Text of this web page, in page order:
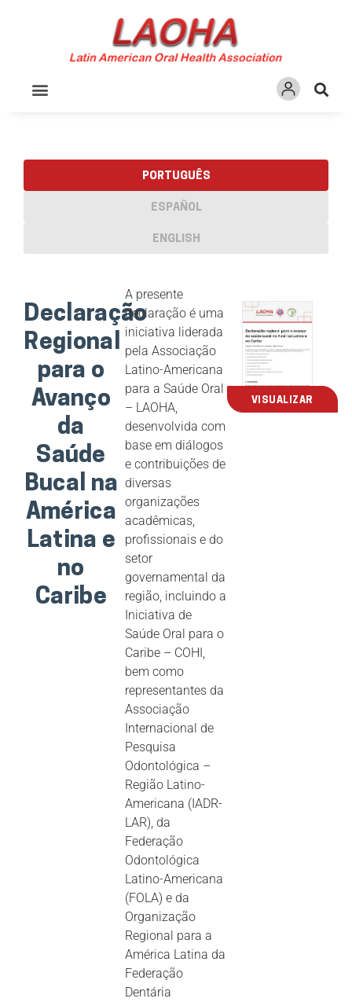
PORTUGUÊS
ESPAÑOL
ENGLISH
Declaração
Regional
para o
Avanço
da
Saúde
Bucal na
América
Latina e
no
Caribe
A presente
declaração é uma
iniciativa liderada
pela Associação
Latino-Americana
para a Saúde Oral
– LAOHA,
desenvolvida com
base em diálogos
e contribuições de
diversas
organizações
acadêmicas,
profissionais e do
setor
governamental da
região, incluindo a
Iniciativa de
Saúde Oral para o
Caribe – COHI,
bem como
representantes da
Associação
Internacional de
Pesquisa
Odontológica –
Região Latino-
Americana (IADR-
LAR), da
Federação
Odontológica
Latino-Americana
(FOLA) e da
Organização
Regional para a
América Latina da
Federação
Dentária
VISUALIZAR